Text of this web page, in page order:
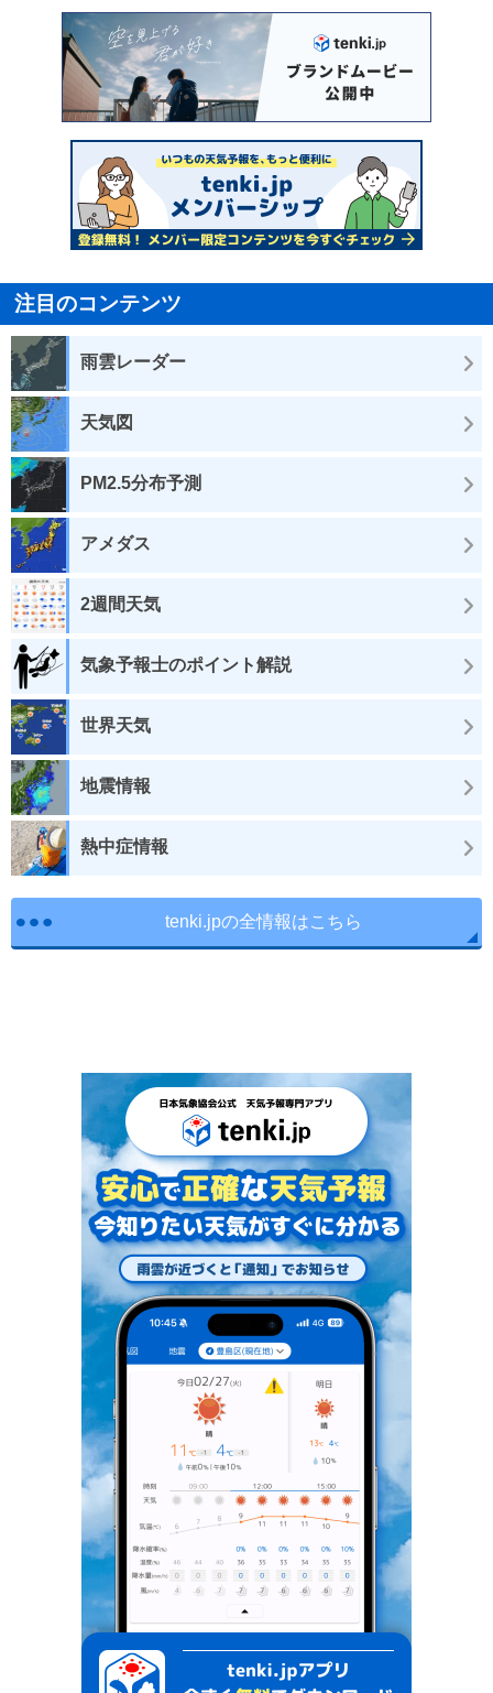
注目のコンテンツ
雨雲レーダー
天気図
PM2.5分布予測
アメダス
2週間天気
気象予報士のポイント解説
世界天気
地震情報
熱中症情報
tenki.jpの全情報はこちら